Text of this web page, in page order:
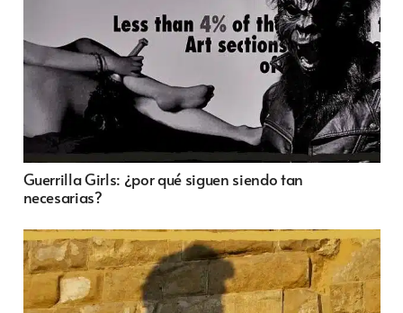
Guerrilla Girls: ¿por qué siguen siendo tan
necesarias?